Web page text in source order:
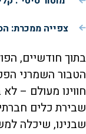
צפייה ממכרת:
בתוך חודשיים,
הטבור השמרני
חווינו מעולם –
שבירת כלים
שבנינו, שיכלה